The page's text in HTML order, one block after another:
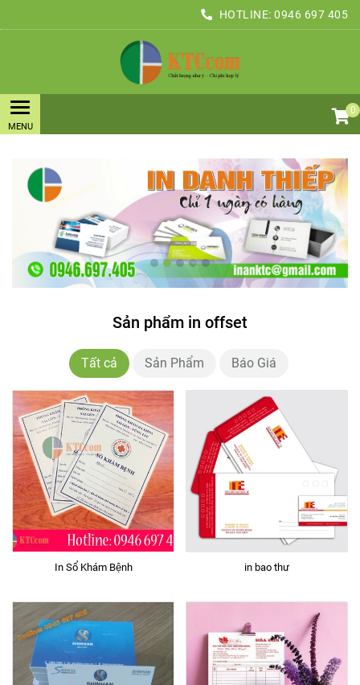
HOTLINE: 0946 697 405
0
Sản phẩm in offset
Tất cả Sản Phẩm Báo Giá
In Sổ Khám Bệnh in bao thư